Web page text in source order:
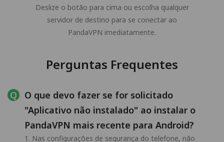
Deslize o botão para cima ou escolha qualquer
servidor de destino para se conectar ao
PandaVPN imediatamente.
Perguntas Frequentes
O que devo fazer se for solicitado
"Aplicativo não instalado" ao instalar o
PandaVPN mais recente para Android?
1. Nas configurações de segurança do telefone, não